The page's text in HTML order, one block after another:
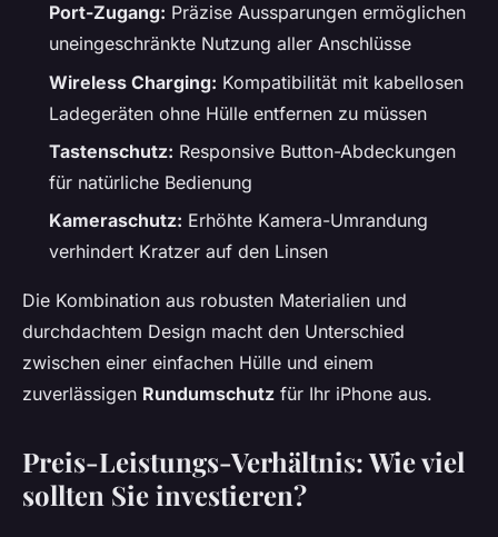
Port-Zugang: Präzise Aussparungen ermöglichen
uneingeschränkte Nutzung aller Anschlüsse
Wireless Charging: Kompatibilität mit kabellosen
Ladegeräten ohne Hülle entfernen zu müssen
Tastenschutz: Responsive Button-Abdeckungen
für natürliche Bedienung
Kameraschutz: Erhöhte Kamera-Umrandung
verhindert Kratzer auf den Linsen
Die Kombination aus robusten Materialien und
durchdachtem Design macht den Unterschied
zwischen einer einfachen Hülle und einem
zuverlässigen Rundumschutz für Ihr iPhone aus.
Preis-Leistungs-Verhältnis: Wie viel
sollten Sie investieren?